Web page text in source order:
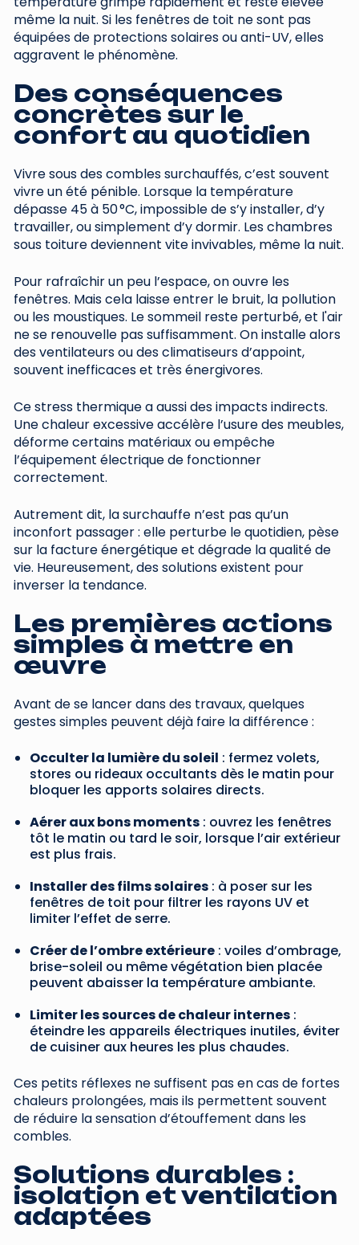
même la nuit. Si les fenêtres de toit ne sont pas
équipées de protections solaires ou anti-UV, elles
aggravent le phénomène.
Des conséquences
concrètes sur le
confort au quotidien
Vivre sous des combles surchauffés, c’est souvent
vivre un été pénible. Lorsque la température
dépasse 45 à 50 °C, impossible de s’y installer, d’y
travailler, ou simplement d’y dormir. Les chambres
sous toiture deviennent vite invivables, même la nuit.
Pour rafraîchir un peu l’espace, on ouvre les
fenêtres. Mais cela laisse entrer le bruit, la pollution
ou les moustiques. Le sommeil reste perturbé, et l'air
ne se renouvelle pas suffisamment. On installe alors
des ventilateurs ou des climatiseurs d’appoint,
souvent inefficaces et très énergivores.
Ce stress thermique a aussi des impacts indirects.
Une chaleur excessive accélère l’usure des meubles,
déforme certains matériaux ou empêche
l’équipement électrique de fonctionner
correctement.
Autrement dit, la surchauffe n’est pas qu’un
inconfort passager : elle perturbe le quotidien, pèse
sur la facture énergétique et dégrade la qualité de
vie. Heureusement, des solutions existent pour
inverser la tendance.
Les premières actions
simples à mettre en
œuvre
Avant de se lancer dans des travaux, quelques
gestes simples peuvent déjà faire la différence :
Occulter la lumière du soleil : fermez volets,
stores ou rideaux occultants dès le matin pour
bloquer les apports solaires directs.
Aérer aux bons moments : ouvrez les fenêtres
tôt le matin ou tard le soir, lorsque l’air extérieur
est plus frais.
Installer des films solaires : à poser sur les
fenêtres de toit pour filtrer les rayons UV et
limiter l’effet de serre.
Créer de l’ombre extérieure : voiles d’ombrage,
brise-soleil ou même végétation bien placée
peuvent abaisser la température ambiante.
Limiter les sources de chaleur internes :
éteindre les appareils électriques inutiles, éviter
de cuisiner aux heures les plus chaudes.
Ces petits réflexes ne suffisent pas en cas de fortes
chaleurs prolongées, mais ils permettent souvent
de réduire la sensation d’étouffement dans les
combles.
Solutions durables :
isolation et ventilation
adaptées